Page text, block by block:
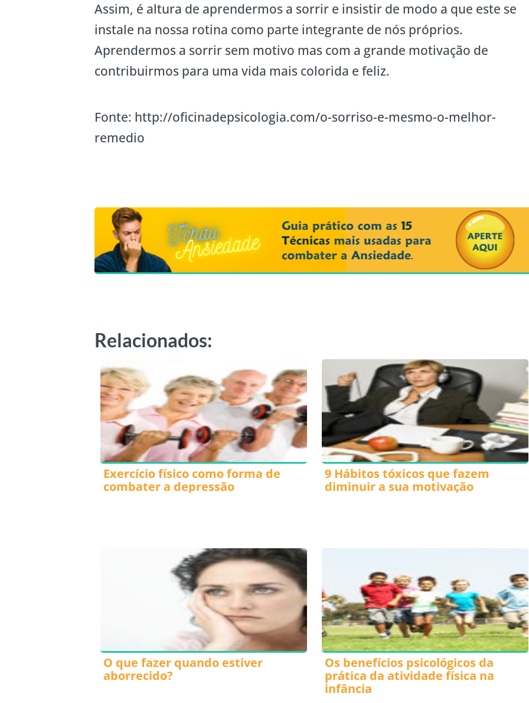
Assim, é altura de aprendermos a sorrir e insistir de modo a que este se
instale na nossa rotina como parte integrante de nós próprios.
Aprendermos a sorrir sem motivo mas com a grande motivação de
contribuirmos para uma vida mais colorida e feliz.
Fonte: http://oficinadepsicologia.com/o-sorriso-e-mesmo-o-melhor-
remedio
Relacionados:
Exercício físico como forma de
combater a depressão
9 Hábitos tóxicos que fazem
diminuir a sua motivação
O que fazer quando estiver
aborrecido?
Os benefícios psicológicos da
prática da atividade física na
infância